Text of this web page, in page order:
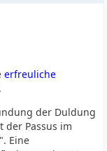
erfreuliche
der Duldung
der Passus im
Eine